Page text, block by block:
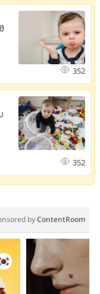
352
352
byContentRoom